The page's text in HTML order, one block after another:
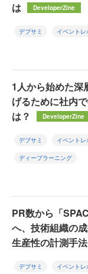
は
DeveloperZine
デブサミ イベントレ
1人から始めた深
げるために社内
は？
DeveloperZine
デブサミ イベントレ
ディープラーニング
PR数から「
へ、技術組織の
生産性の計測手法
デブサミ イベントレ